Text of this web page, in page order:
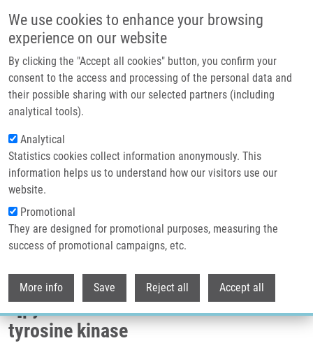
We use cookies to enhance your browsing
experience on our website
By clicking the "Accept all cookies" button, you confirm your
consent to the access and processing of the personal data and
their possible sharing with our selected partners (including
analytical tools).
Analytical
Statistics cookies collect information anonymously. This
information helps us to understand how our visitors use our
website.
Promotional
They are designed for promotional purposes, measuring the
success of promotional campaigns, etc.
More info Save Reject all Accept all
Header image
Drobečková navigace
Domů
1,4,6-Trisubstituted Imidazo[4,5-c]pyridines As Inhibitors Of Bruton's
Tyrosine Kinase
1,4,6-Trisubstituted imidazo[4,5-
c]pyridines as inhibitors of Bruton's
tyrosine kinase